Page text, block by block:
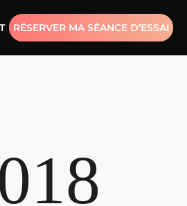
RÉSERVER MA SÉANCE D’ESSAI